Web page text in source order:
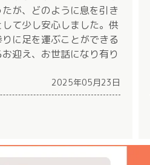
が、どのように息を引き
て少し安心しました。供
に足を運ぶことができる
迎え、お世話になり有り
2025年05月23日